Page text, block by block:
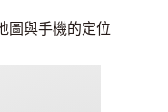
圖與手機的定位